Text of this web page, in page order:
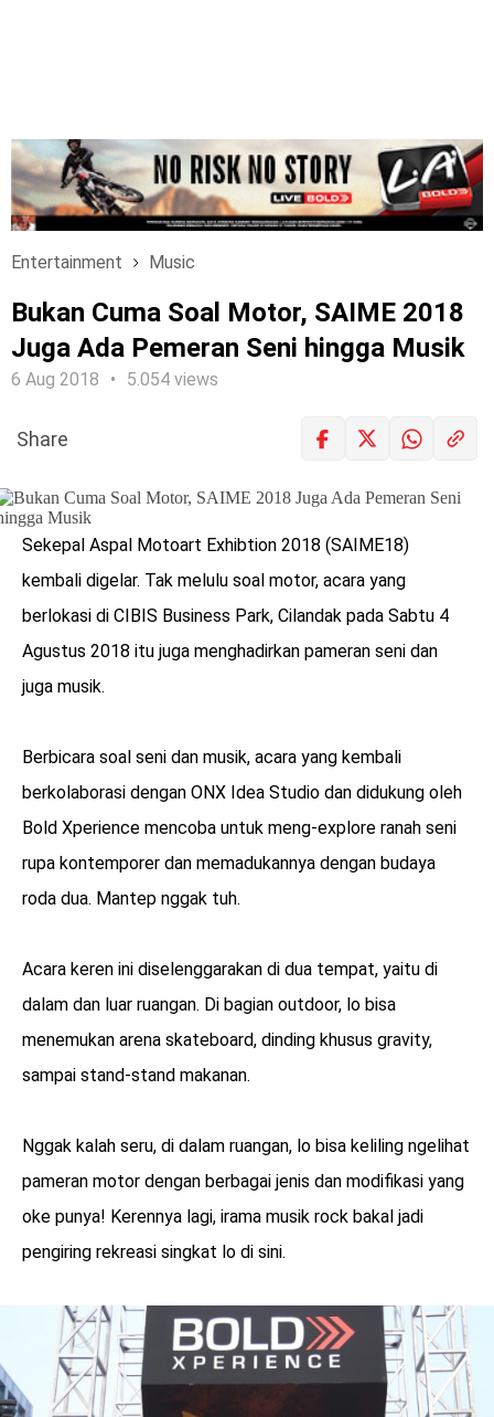
Entertainment Music
Bukan Cuma Soal Motor, SAIME 2018
Juga Ada Pemeran Seni hingga Musik
6 Aug 2018 5.054 views
benefit
Share
Sekepal Aspal Motoart Exhibtion 2018 (SAIME18)
kembali digelar. Tak melulu soal motor, acara yang
berlokasi di CIBIS Business Park, Cilandak pada Sabtu 4
Agustus 2018 itu juga menghadirkan pameran seni dan
juga musik.
Berbicara soal seni dan musik, acara yang kembali
berkolaborasi dengan ONX Idea Studio dan didukung oleh
Bold Xperience mencoba untuk meng-explore ranah seni
rupa kontemporer dan memadukannya dengan budaya
roda dua. Mantep nggak tuh.
Acara keren ini diselenggarakan di dua tempat, yaitu di
dalam dan luar ruangan. Di bagian outdoor, lo bisa
menemukan arena skateboard, dinding khusus gravity,
sampai stand-stand makanan.
Nggak kalah seru, di dalam ruangan, lo bisa keliling ngelihat
pameran motor dengan berbagai jenis dan modifikasi yang
oke punya! Kerennya lagi, irama musik rock bakal jadi
pengiring rekreasi singkat lo di sini.